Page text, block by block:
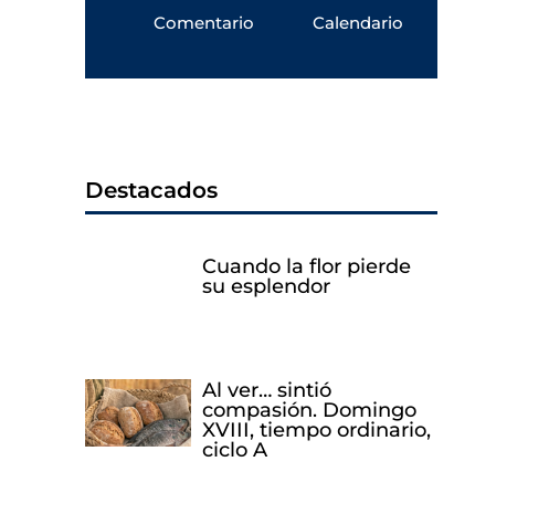
Comentario Calendario
Destacados
Cuando la flor pierde
su esplendor
Al ver… sintió
compasión. Domingo
XVIII, tiempo ordinario,
ciclo A